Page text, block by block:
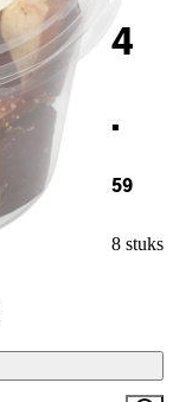
4
.
59
8 stuks